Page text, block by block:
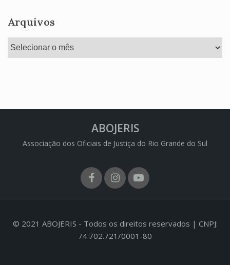
Arquivos
Arquivos
ABOJERIS
Associação dos Oficiais de Justiça do Rio Grande do Sul
FacebookInstagram
Youtube
© 2021 ABOJERIS - Todos os direitos reservados | CNPJ:
74.702.721/0001-80